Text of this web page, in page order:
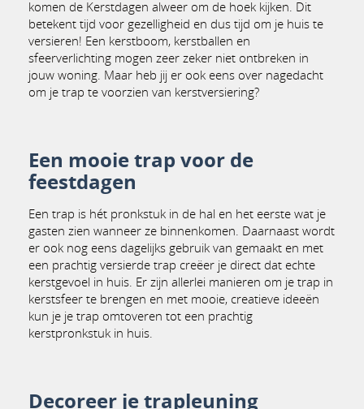
komen de Kerstdagen alweer om de hoek kijken. Dit
betekent tijd voor gezelligheid en dus tijd om je huis te
versieren! Een kerstboom, kerstballen en
sfeerverlichting mogen zeer zeker niet ontbreken in
jouw woning. Maar heb jij er ook eens over nagedacht
om je trap te voorzien van kerstversiering?
Een mooie trap voor de
feestdagen
Een trap is hét pronkstuk in de hal en het eerste wat je
gasten zien wanneer ze binnenkomen. Daarnaast wordt
er ook nog eens dagelijks gebruik van gemaakt en met
een prachtig versierde trap creëer je direct dat echte
kerstgevoel in huis. Er zijn allerlei manieren om je trap in
kerstsfeer te brengen en met mooie, creatieve ideeën
kun je je trap omtoveren tot een prachtig
kerstpronkstuk in huis.
Decoreer je trapleuning